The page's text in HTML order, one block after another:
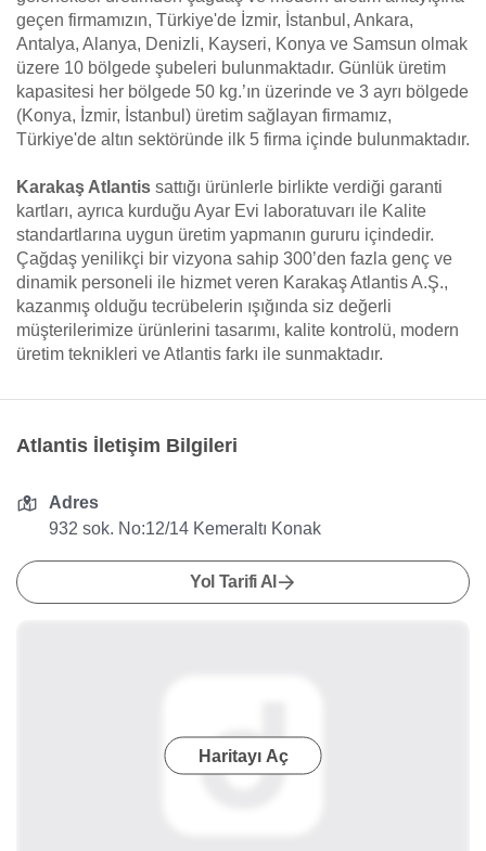
geçen firmamızın, Türkiye'de İzmir, İstanbul, Ankara,
Antalya, Alanya, Denizli, Kayseri, Konya ve Samsun olmak
üzere 10 bölgede şubeleri bulunmaktadır. Günlük üretim
kapasitesi her bölgede 50 kg.’ın üzerinde ve 3 ayrı bölgede
(Konya, İzmir, İstanbul) üretim sağlayan firmamız,
Türkiye'de altın sektöründe ilk 5 firma içinde bulunmaktadır.
Karakaş Atlantis sattığı ürünlerle birlikte verdiği garanti
kartları, ayrıca kurduğu Ayar Evi laboratuvarı ile Kalite
standartlarına uygun üretim yapmanın gururu içindedir.
Çağdaş yenilikçi bir vizyona sahip 300’den fazla genç ve
dinamik personeli ile hizmet veren Karakaş Atlantis A.Ş.,
kazanmış olduğu tecrübelerin ışığında siz değerli
müşterilerimize ürünlerini tasarımı, kalite kontrolü, modern
üretim teknikleri ve Atlantis farkı ile sunmaktadır.
Atlantis İletişim Bilgileri
Adres
932 sok. No:12/14 Kemeraltı Konak
Yol Tarifi Al
Haritayı Aç